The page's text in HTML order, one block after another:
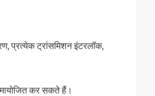
प्रत्येक ट्रांसमिशन इंटरलॉक,
कर सकते हैं।